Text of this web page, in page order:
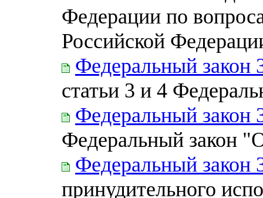
Федерации по
Российской
Федеральный закон
статьи 3 и 4
Федеральный закон
Федеральный закон
Федеральный закон
принудительного